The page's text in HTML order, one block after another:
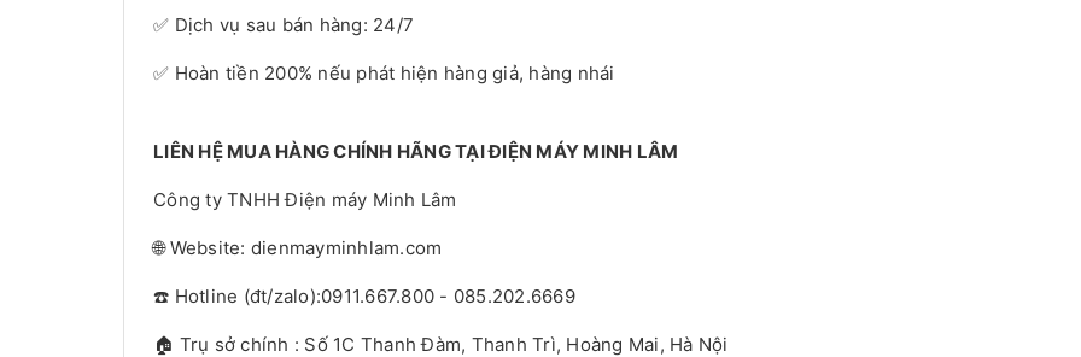
✅ Dịch vụ sau bán hàng: 24/7
✅ Hoàn tiền 200% nếu phát hiện hàng giả, hàng nhái
LIÊN HỆ MUA HÀNG CHÍNH HÃNG TẠI ĐIỆN MÁY MINH LÂM
Công ty TNHH Điện máy Minh Lâm
🌐 Website: dienmayminhlam.com
☎️ Hotline (đt/zalo):0911.667.800 - 085.202.6669
🏠 Trụ sở chính : Số 1C Thanh Đàm, Thanh Trì, Hoàng Mai, Hà Nội